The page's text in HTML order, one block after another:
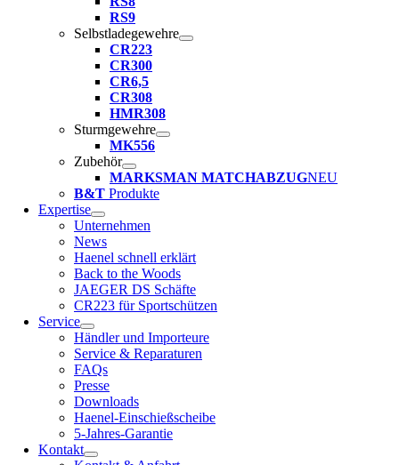
RS9
Selbstladegewehre
CR223
CR300
CR6,5
CR308
HMR308
Sturmgewehre
MK556
Zubehör
MARKSMAN MATCHABZUGNEU
B&T Produkte
Expertise
Unternehmen
News
Haenel schnell erklärt
Back to the Woods
JAEGER DS Schäfte
CR223 für Sportschützen
Service
Händler und Importeure
Service & Reparaturen
FAQs
Presse
Downloads
Haenel-Einschießscheibe
5-Jahres-Garantie
Kontakt